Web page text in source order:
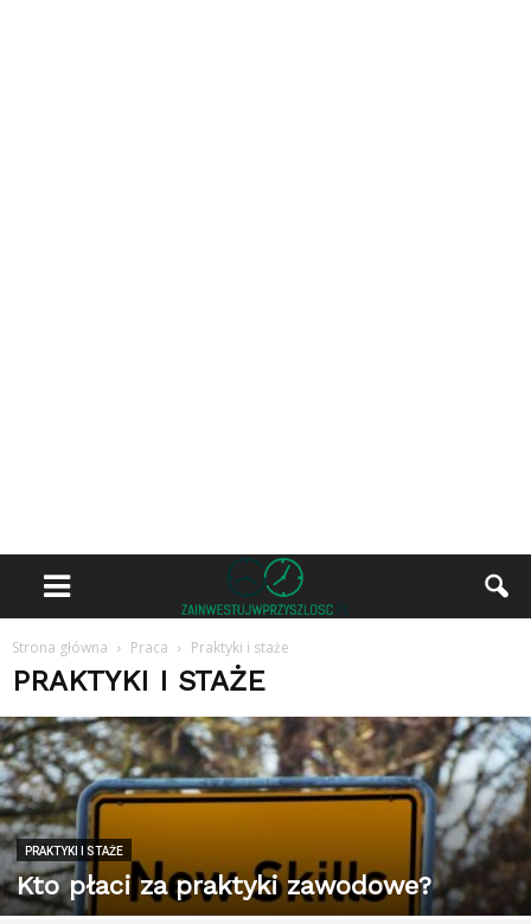
Strona główna Praca Praktyki i staże
PRAKTYKI I STAŻE
PRAKTYKI I STAŻE
Kto płaci za praktyki zawodowe?